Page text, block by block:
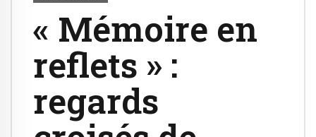
« Mémoire en
reflets » :
regards